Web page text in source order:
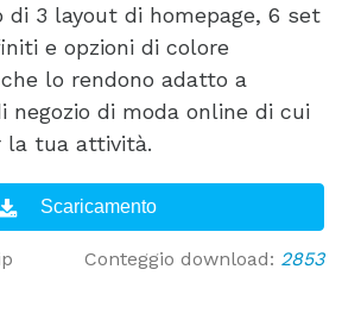
di 3 layout di homepage, 6 set
e opzioni di colore
lo rendono adatto a
negozio di moda online di cui
la tua attività.
Conteggio download: 2853